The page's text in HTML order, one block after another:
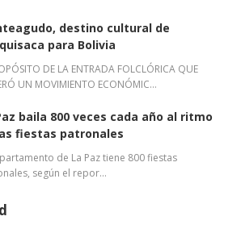
destino cultural de
para Bolivia
DE LA ENTRADA FOLCLÓRICA QUE
UN MOVIMIENTO ECONÓMIC…
baila 800 veces cada año al ritmo
fiestas patronales
de La Paz tiene 800 fiestas
según el repor…